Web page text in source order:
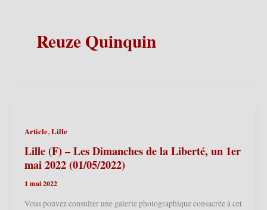
Reuze Quinquin
Article,Lille
Lille (F) – Les Dimanches de la Liberté, un 1er
mai 2022 (01/05/2022)
1 mai 2022
Vous pouvez consulter une galerie photographique consacrée à cet